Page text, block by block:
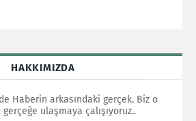
HAKKIMIZDA
Haberin arkasındaki gerçek. Biz o
ulaşmaya çalışıyoruz..